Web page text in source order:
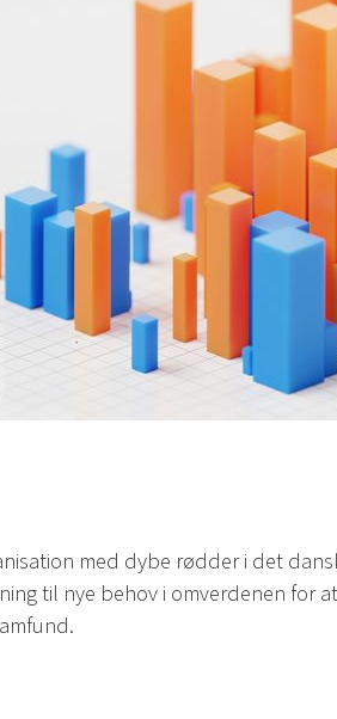
med dybe rødder i det
til nye behov i omverdenen for